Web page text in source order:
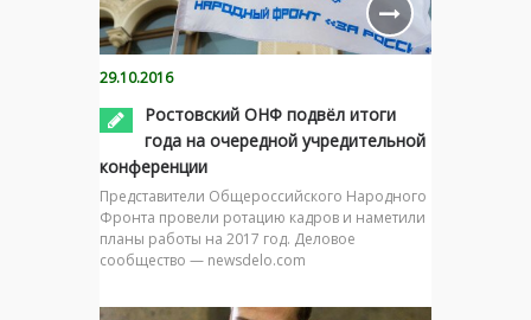
29.10.2016
Ростовский ОНФ подвёл итоги
года на очередной учредительной
конференции
Представители Общероссийского Народного
Фронта провели ротацию кадров и наметили
планы работы на 2017 год. Деловое
сообщество — newsdelo.com